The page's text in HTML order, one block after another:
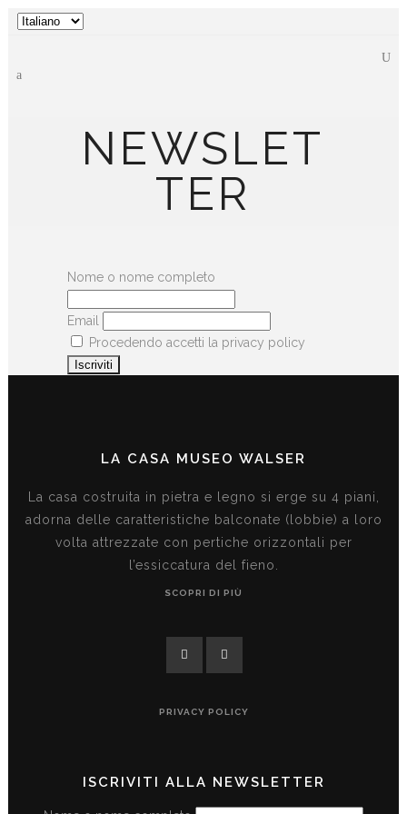
Scegli
una
NEWSLET
TER
Nome o nome completo
Email
Procedendo accetti la privacy policy
LA CASA MUSEO WALSER
La casa costruita in pietra e legno si erge su 4 piani,
adorna delle caratteristiche balconate (lobbie) a loro
volta attrezzate con pertiche orizzontali per
l’essiccatura del fieno.
SCOPRI DI PIÙ
PRIVACY POLICY
ISCRIVITI ALLA NEWSLETTER